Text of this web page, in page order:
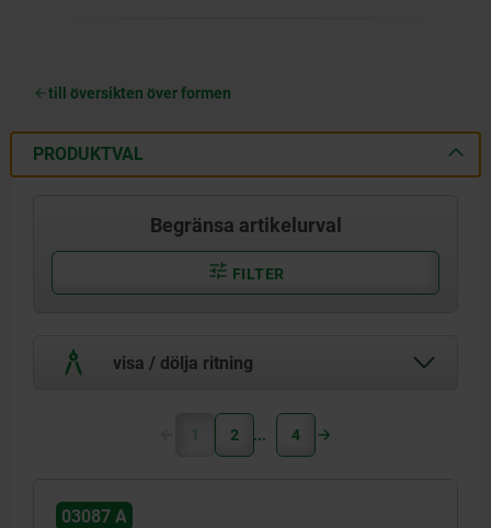
till översikten över formen
PRODUKTVAL
Begränsa artikelurval
FILTER
visa / dölja ritning
1 2 4
03087 A